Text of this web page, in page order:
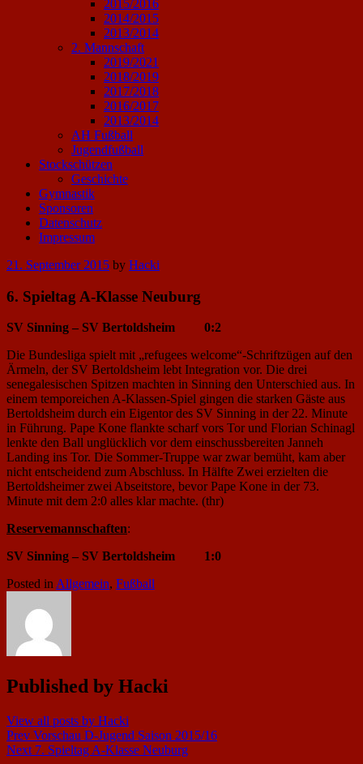
2015/2016
2014/2015
2013/2014
2. Mannschaft
2019/2021
2018/2019
2017/2018
2016/2017
2013/2014
AH Fußball
Jugendfußball
Stockschützen
Geschichte
Gymnastik
Sponsoren
Datenschutz
Impressum
Posted
21. September 2015 by Hacki
6. Spieltag A-Klasse Neuburg
SV Sinning – SV Bertoldsheim 0:2
Die Bundesliga spielt mit „refugees welcome“-Schriftzügen auf den
Ärmeln, der SV Bertoldsheim lebt Integration vor. Die drei
senegalesischen Spitzen machten in Sinning den Unterschied aus. In
einem temporeichen A-Klassen-Spiel gingen die starken Gäste aus
Bertoldsheim durch ein Eigentor des SV Sinning in der 22. Minute
in Führung. Pape Kone flankte scharf vors Tor und Florian Schinagl
lenkte den Ball unglücklich vor dem einschussbereiten Janneh
Landing ins Tor. Die Sommer-Truppe war zwar bemüht, kam aber
nicht entscheidend zum Abschluss. In Hälfte Zwei erzielten die
Bertoldsheimer zwei Abseitstore, bevor Pape Kone in der 73.
Minute mit dem 2:0 alles klar machte. (thr)
Reservemannschaften:
SV Sinning – SV Bertoldsheim 1:0
Posted inAllgemein, Fußball
Published by Hacki
View all posts by Hacki
Beitragsnavigation
Prev Vorschau D-Jugend Saison 2015/16
Next 7. Spieltag A-Klasse Neuburg